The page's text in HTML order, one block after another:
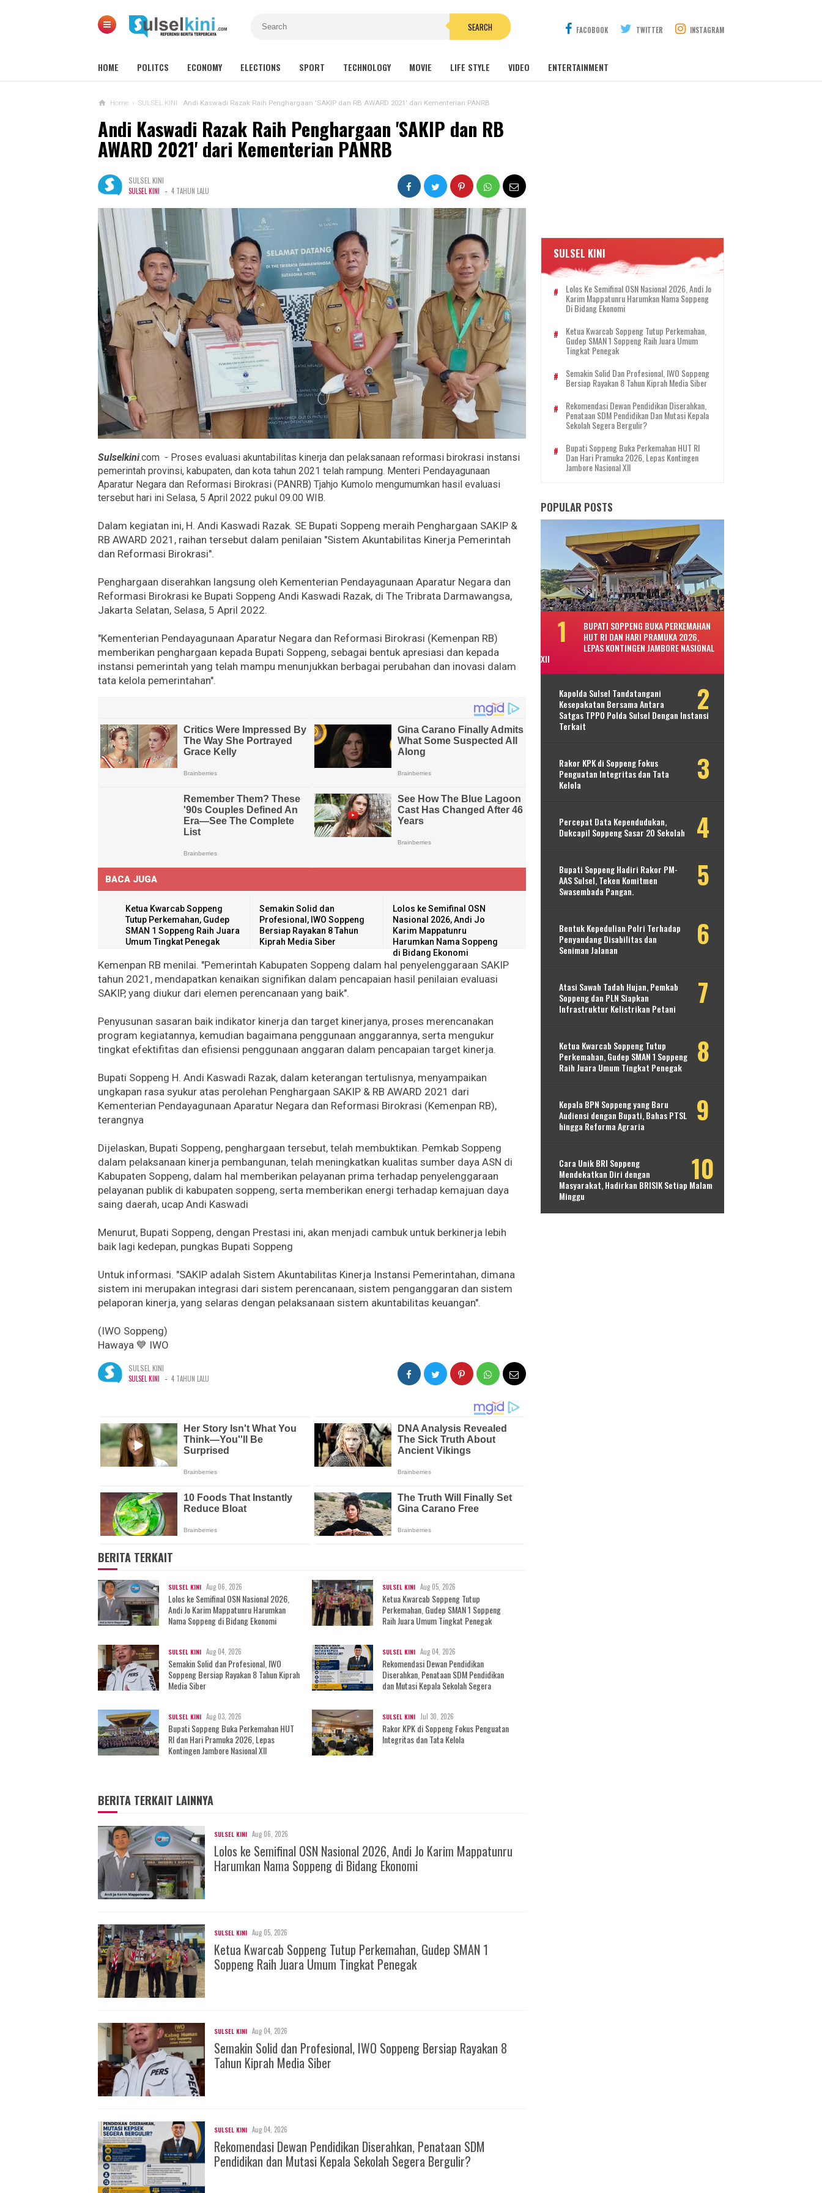
SEARCH FACOBOOK TWITTER INSTAGRAM
HOME POLITCS ECONOMY ELECTIONS SPORT TECHNOLOGY MOVIE LIFE STYLE VIDEO ENTERTAINMENT
Home › SULSEL KINI Andi Kaswadi Razak Raih Penghargaan 'SAKIP dan RB AWARD 2021' dari Kementerian PANRB
Andi Kaswadi Razak Raih Penghargaan 'SAKIP dan RB
AWARD 2021' dari Kementerian PANRB
SULSEL KINI
SULSEL KINI - 4 TAHUN LALU
Sulselkini.com - Proses evaluasi akuntabilitas kinerja dan pelaksanaan reformasi birokrasi instansi
pemerintah provinsi, kabupaten, dan kota tahun 2021 telah rampung. Menteri Pendayagunaan
Aparatur Negara dan Reformasi Birokrasi (PANRB) Tjahjo Kumolo mengumumkan hasil evaluasi
tersebut hari ini Selasa, 5 April 2022 pukul 09.00 WIB.
Dalam kegiatan ini, H. Andi Kaswadi Razak. SE Bupati Soppeng meraih Penghargaan SAKIP &
RB AWARD 2021, raihan tersebut dalam penilaian "Sistem Akuntabilitas Kinerja Pemerintah
dan Reformasi Birokrasi".
Penghargaan diserahkan langsung oleh Kementerian Pendayagunaan Aparatur Negara dan
Reformasi Birokrasi ke Bupati Soppeng Andi Kaswadi Razak, di The Tribrata Darmawangsa,
Jakarta Selatan, Selasa, 5 April 2022.
"Kementerian Pendayagunaan Aparatur Negara dan Reformasi Birokrasi (Kemenpan RB)
memberikan penghargaan kepada Bupati Soppeng, sebagai bentuk apresiasi dan kepada
instansi pemerintah yang telah mampu menunjukkan berbagai perubahan dan inovasi dalam
tata kelola pemerintahan".
BACA JUGA
Ketua Kwarcab Soppeng
Tutup Perkemahan, Gudep
SMAN 1 Soppeng Raih Juara
Umum Tingkat Penegak
Semakin Solid dan
Profesional, IWO Soppeng
Bersiap Rayakan 8 Tahun
Kiprah Media Siber
Lolos ke Semifinal OSN
Nasional 2026, Andi Jo
Karim Mappatunru
Harumkan Nama Soppeng
di Bidang Ekonomi
Kemenpan RB menilai. "Pemerintah Kabupaten Soppeng dalam hal penyelenggaraan SAKIP
tahun 2021, mendapatkan kenaikan signifikan dalam pencapaian hasil penilaian evaluasi
SAKIP, yang diukur dari elemen perencanaan yang baik".
Penyusunan sasaran baik indikator kinerja dan target kinerjanya, proses merencanakan
program kegiatannya, kemudian bagaimana penggunaan anggarannya, serta mengukur
tingkat efektifitas dan efisiensi penggunaan anggaran dalam pencapaian target kinerja.
Bupati Soppeng H. Andi Kaswadi Razak, dalam keterangan tertulisnya, menyampaikan
ungkapan rasa syukur atas perolehan Penghargaan SAKIP & RB AWARD 2021 dari
Kementerian Pendayagunaan Aparatur Negara dan Reformasi Birokrasi (Kemenpan RB),
terangnya
Dijelaskan, Bupati Soppeng, penghargaan tersebut, telah membuktikan. Pemkab Soppeng
dalam pelaksanaan kinerja pembangunan, telah meningkatkan kualitas sumber daya ASN di
Kabupaten Soppeng, dalam hal memberikan pelayanan prima terhadap penyelenggaraan
pelayanan publik di kabupaten soppeng, serta memberikan energi terhadap kemajuan daya
saing daerah, ucap Andi Kaswadi
Menurut, Bupati Soppeng, dengan Prestasi ini, akan menjadi cambuk untuk berkinerja lebih
baik lagi kedepan, pungkas Bupati Soppeng
Untuk informasi. "SAKIP adalah Sistem Akuntabilitas Kinerja Instansi Pemerintahan, dimana
sistem ini merupakan integrasi dari sistem perencanaan, sistem penganggaran dan sistem
pelaporan kinerja, yang selaras dengan pelaksanaan sistem akuntabilitas keuangan".
(IWO Soppeng)
Hawaya 💙 IWO
SULSEL KINI
SULSEL KINI - 4 TAHUN LALU
BERITA TERKAIT
SULSEL KINI Aug 06, 2026
Lolos ke Semifinal OSN Nasional 2026,
Andi Jo Karim Mappatunru Harumkan
Nama Soppeng di Bidang Ekonomi
SULSEL KINI Aug 05, 2026
Ketua Kwarcab Soppeng Tutup
Perkemahan, Gudep SMAN 1 Soppeng
Raih Juara Umum Tingkat Penegak
SULSEL KINI Aug 04, 2026
Semakin Solid dan Profesional, IWO
Soppeng Bersiap Rayakan 8 Tahun Kiprah
Media Siber
SULSEL KINI Aug 04, 2026
Rekomendasi Dewan Pendidikan
Diserahkan, Penataan SDM Pendidikan
dan Mutasi Kepala Sekolah Segera
SULSEL KINI Aug 03, 2026
Bupati Soppeng Buka Perkemahan HUT
RI dan Hari Pramuka 2026, Lepas
Kontingen Jambore Nasional XII
SULSEL KINI Jul 30, 2026
Rakor KPK di Soppeng Fokus Penguatan
Integritas dan Tata Kelola
BERITA TERKAIT LAINNYA
SULSEL KINI Aug 06, 2026
Lolos ke Semifinal OSN Nasional 2026, Andi Jo Karim Mappatunru
Harumkan Nama Soppeng di Bidang Ekonomi
SULSEL KINI Aug 05, 2026
Ketua Kwarcab Soppeng Tutup Perkemahan, Gudep SMAN 1
Soppeng Raih Juara Umum Tingkat Penegak
SULSEL KINI Aug 04, 2026
Semakin Solid dan Profesional, IWO Soppeng Bersiap Rayakan 8
Tahun Kiprah Media Siber
SULSEL KINI Aug 04, 2026
Rekomendasi Dewan Pendidikan Diserahkan, Penataan SDM
Pendidikan dan Mutasi Kepala Sekolah Segera Bergulir?
SULSEL KINI
Lolos Ke Semifinal OSN Nasional 2026, Andi Jo
Karim Mappatunru Harumkan Nama Soppeng
Di Bidang Ekonomi
Ketua Kwarcab Soppeng Tutup Perkemahan,
Gudep SMAN 1 Soppeng Raih Juara Umum
Tingkat Penegak
Semakin Solid Dan Profesional, IWO Soppeng
Bersiap Rayakan 8 Tahun Kiprah Media Siber
Rekomendasi Dewan Pendidikan Diserahkan,
Penataan SDM Pendidikan Dan Mutasi Kepala
Sekolah Segera Bergulir?
Bupati Soppeng Buka Perkemahan HUT RI
Dan Hari Pramuka 2026, Lepas Kontingen
Jambore Nasional XII
POPULAR POSTS
BUPATI SOPPENG BUKA PERKEMAHAN
HUT RI DAN HARI PRAMUKA 2026,
LEPAS KONTINGEN JAMBORE NASIONAL
XII
Kapolda Sulsel Tandatangani
Kesepakatan Bersama Antara
Satgas TPPO Polda Sulsel Dengan Instansi
Terkait
Rakor KPK di Soppeng Fokus
Penguatan Integritas dan Tata
Kelola
Percepat Data Kependudukan,
Dukcapil Soppeng Sasar 20 Sekolah
Bupati Soppeng Hadiri Rakor PM-
AAS Sulsel, Teken Komitmen
Swasembada Pangan.
Bentuk Kepedulian Polri Terhadap
Penyandang Disabilitas dan
Seniman Jalanan
Atasi Sawah Tadah Hujan, Pemkab
Soppeng dan PLN Siapkan
Infrastruktur Kelistrikan Petani
Ketua Kwarcab Soppeng Tutup
Perkemahan, Gudep SMAN 1 Soppeng
Raih Juara Umum Tingkat Penegak
Kepala BPN Soppeng yang Baru
Audiensi dengan Bupati, Bahas PTSL
hingga Reforma Agraria
Cara Unik BRI Soppeng
Mendekatkan Diri dengan
Masyarakat, Hadirkan BRISIK Setiap Malam
Minggu